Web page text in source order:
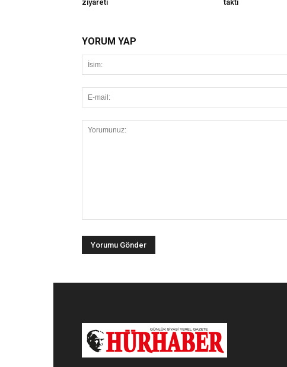
ziyareti
taktı
YORUM YAP